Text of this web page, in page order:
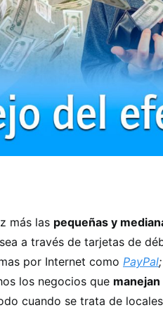
más las pequeñas y
a través de tarjetas de
por Internet como PayPal
los negocios que
cuando se trata de